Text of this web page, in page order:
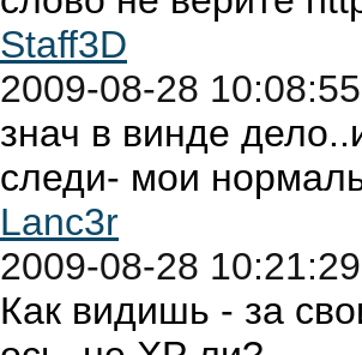
Staff3D
2009-08-28 10:08:55
знач в винде
следи- мои
Lanc3r
2009-08-28 10:21:29
Как видишь - за